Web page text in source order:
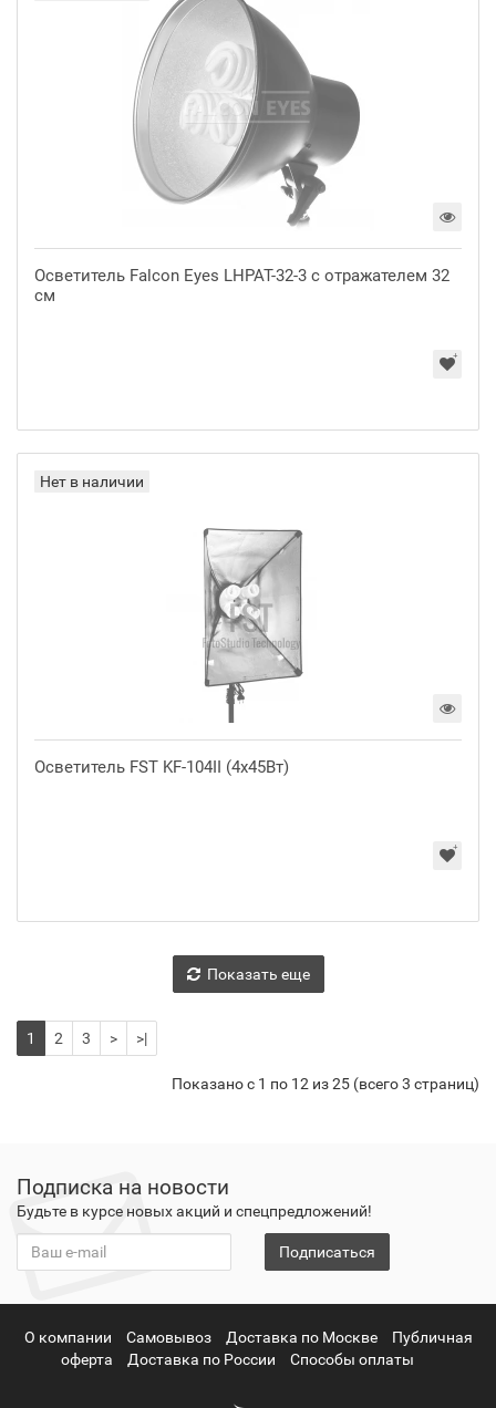
Осветитель Falcon Eyes LHPAT-32-3 с отражателем 32
см
Нет в наличии
Осветитель FST KF-104II (4x45Вт)
Показать еще
1 2 3 > >|
Показано с 1 по 12 из 25 (всего 3 страниц)
Подписка на новости
Будьте в курсе новых акций и спецпредложений!
Подписаться
О компании Самовывоз Доставка по Москве
Публичная
оферта
Доставка по России Способы оплаты